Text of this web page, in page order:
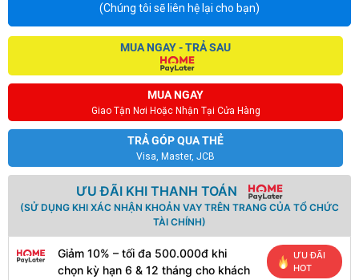
(Chúng tôi sẽ liên hệ lại cho bạn)
MUA NGAY
Giao Tận Nơi Hoặc Nhận Tại Cửa Hàng
TRẢ GÓP QUA THẺ
Visa, Master, JCB
MUA NGAY - TRẢ SAU
ƯU ĐÃI KHI THANH TOÁN
(SỬ DỤNG KHI XÁC NHẬN KHOẢN VAY TRÊN TRANG CỦA TỔ CHỨC
TÀI CHÍNH)
Giảm 10% – tối đa 500.000đ khi
chọn kỳ hạn 6 & 12 tháng cho khách
ƯU ĐÃI
HOT